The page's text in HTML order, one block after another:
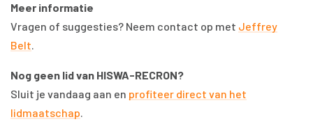
Meer informatie
Vragen of suggesties? Neem contact op met Jeffrey
Belt.
Nog geen lid van HISWA-RECRON?
Sluit je vandaag aan en profiteer direct van het
lidmaatschap.